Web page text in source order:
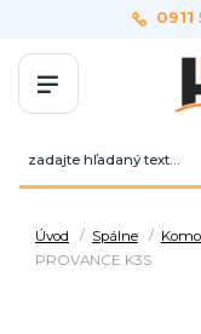
0911
Úvod Spálne
PROVANCE K3S